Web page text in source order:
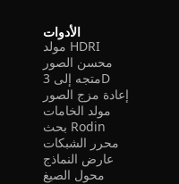
الأدوات
مولد HDRI
محسن الصور
متجه إلى 3D
إعادة مزج الصور
مولد الخامات
بحث Rodin
محرر الشبكات
عارض النماذج
محول الصيغ